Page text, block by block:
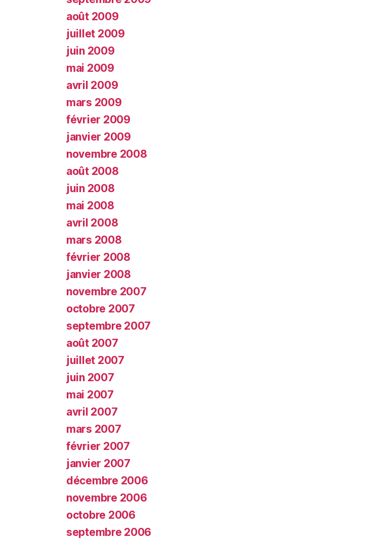
août 2009
juillet 2009
juin 2009
mai 2009
avril 2009
mars 2009
février 2009
janvier 2009
novembre 2008
août 2008
juin 2008
mai 2008
avril 2008
mars 2008
février 2008
janvier 2008
novembre 2007
octobre 2007
septembre 2007
août 2007
juillet 2007
juin 2007
mai 2007
avril 2007
mars 2007
février 2007
janvier 2007
décembre 2006
novembre 2006
octobre 2006
septembre 2006